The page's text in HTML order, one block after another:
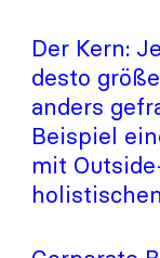
Der Kern:
desto
anders
Beispiel
mit